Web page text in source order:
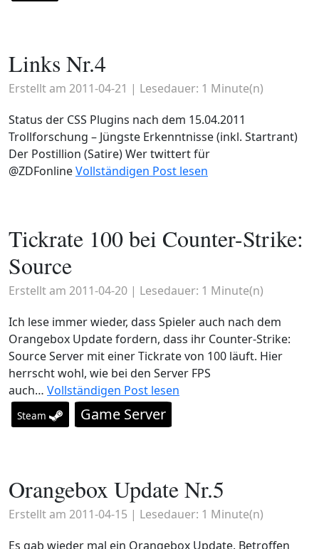
Links Nr.4
Erstellt am 2011-04-21 | Lesedauer: 1 Minute(n)
Status der CSS Plugins nach dem 15.04.2011
Trollforschung – Jüngste Erkenntnisse (inkl. Startrant)
Der Postillion (Satire) Wer twittert für
@ZDFonlineVollständigen Post lesen
Tickrate 100 bei Counter-Strike:
Source
Erstellt am 2011-04-20 | Lesedauer: 1 Minute(n)
Ich lese immer wieder, dass Spieler auch nach dem
Orangebox Update fordern, dass ihr Counter-Strike:
Source Server mit einer Tickrate von 100 läuft. Hier
herrscht wohl, wie bei den Server FPS
auch… Vollständigen Post lesen
Steam Game Server
Orangebox Update Nr.5
Erstellt am 2011-04-15 | Lesedauer: 1 Minute(n)
Es gab wieder mal ein Orangebox Update. Betroffen